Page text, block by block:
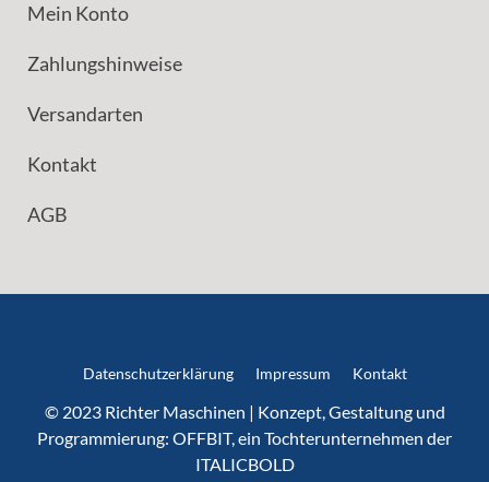
Mein Konto
Zahlungshinweise
Versandarten
Kontakt
AGB
Datenschutzerklärung Impressum Kontakt
© 2023 Richter Maschinen | Konzept, Gestaltung und
Programmierung: OFFBIT, ein Tochterunternehmen der
ITALICBOLD